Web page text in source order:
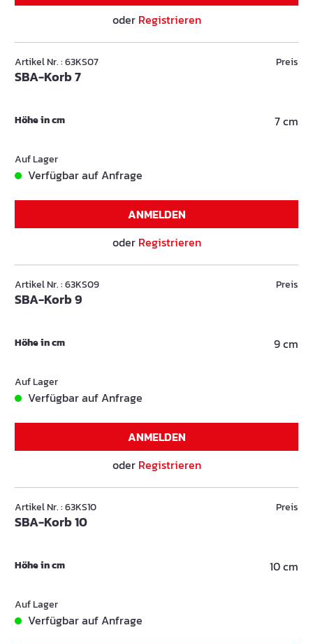
oder Registrieren
Artikel Nr. : 63KS07
SBA-Korb 7
Preis
Höhe in cm 7 cm
Auf Lager
Verfügbar auf Anfrage
ANMELDEN
oder Registrieren
Artikel Nr. : 63KS09
SBA-Korb 9
Preis
Höhe in cm 9 cm
Auf Lager
Verfügbar auf Anfrage
ANMELDEN
oder Registrieren
Artikel Nr. : 63KS10
SBA-Korb 10
Preis
Höhe in cm 10 cm
Auf Lager
Verfügbar auf Anfrage